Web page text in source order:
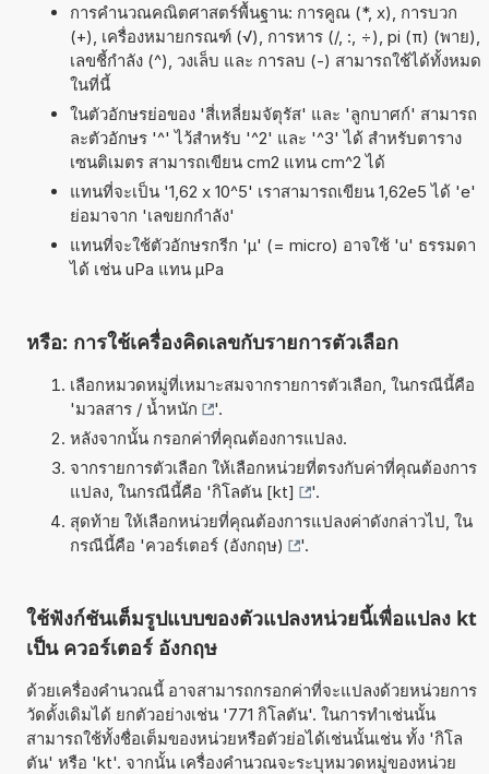
การคำนวณคณิตศาสตร์พื้นฐาน: การคูณ (*, x), การบวก
(+), เครื่องหมายกรณฑ์ (√), การหาร (/, :, ÷), pi (π) (พาย),
เลขชี้กำลัง (^), วงเล็บ และ การลบ (-) สามารถใช้ได้ทั้งหมด
ในที่นี้
ในตัวอักษรย่อของ 'สี่เหลี่ยมจัตุรัส' และ 'ลูกบาศก์' สามารถ
ละตัวอักษร '^' ไว้สำหรับ '^2' และ '^3' ได้ สำหรับตาราง
เซนติเมตร สามารถเขียน cm2 แทน cm^2 ได้
แทนที่จะเป็น '1,62 x 10^5' เราสามารถเขียน 1,62e5 ได้ 'e'
ย่อมาจาก 'เลขยกกำลัง'
แทนที่จะใช้ตัวอักษรกรีก 'µ' (= micro) อาจใช้ 'u' ธรรมดา
ได้ เช่น uPa แทน µPa
หรือ: การใช้เครื่องคิดเลขกับรายการตัวเลือก
เลือกหมวดหมู่ที่เหมาะสมจากรายการตัวเลือก, ในกรณีนี้คือ
'มวลสาร / น้ำหนัก
'.
หลังจากนั้น กรอกค่าที่คุณต้องการแปลง.
จากรายการตัวเลือก ให้เลือกหน่วยที่ตรงกับค่าที่คุณต้องการ
แปลง, ในกรณีนี้คือ 'กิโลตัน [kt]
'.
สุดท้าย ให้เลือกหน่วยที่คุณต้องการแปลงค่าดังกล่าวไป, ใน
กรณีนี้คือ 'ควอร์เตอร์ (อังกฤษ) '.
ใช้ฟังก์ชันเต็มรูปแบบของตัวแปลงหน่วยนี้เพื่อแปลง kt
เป็น ควอร์เตอร์ อังกฤษ
ด้วยเครื่องคำนวณนี้ อาจสามารถกรอกค่าที่จะแปลงด้วยหน่วยการ
วัดดั้งเดิมได้ ยกตัวอย่างเช่น '771 กิโลตัน'. ในการทำเช่นนั้น
สามารถใช้ทั้งชื่อเต็มของหน่วยหรือตัวย่อได้เช่นนั้นเช่น ทั้ง 'กิโล
ตัน' หรือ 'kt'. จากนั้น เครื่องคำนวณจะระบุหมวดหมู่ของหน่วย